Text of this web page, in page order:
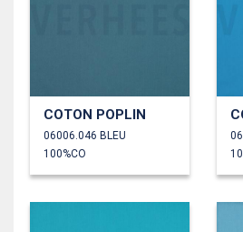
COTON POPLIN
06006.046 BLEU
100%CO